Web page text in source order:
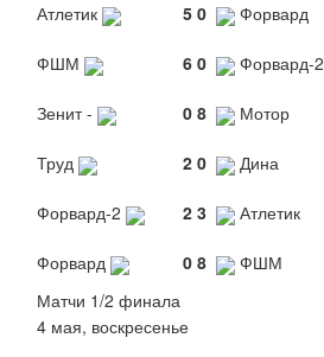
Атлетик
5 0 Форвард
ФШМ
6 0 Форвард-2
Зенит -
0 8 Мотор
Труд
2 0 Дина
Форвард-2
2 3 Атлетик
Форвард
0 8 ФШМ
Матчи 1/2 финала
4 мая, воскресенье